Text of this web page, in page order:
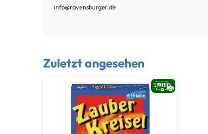
info@ravensburger.de
Zuletzt angesehen